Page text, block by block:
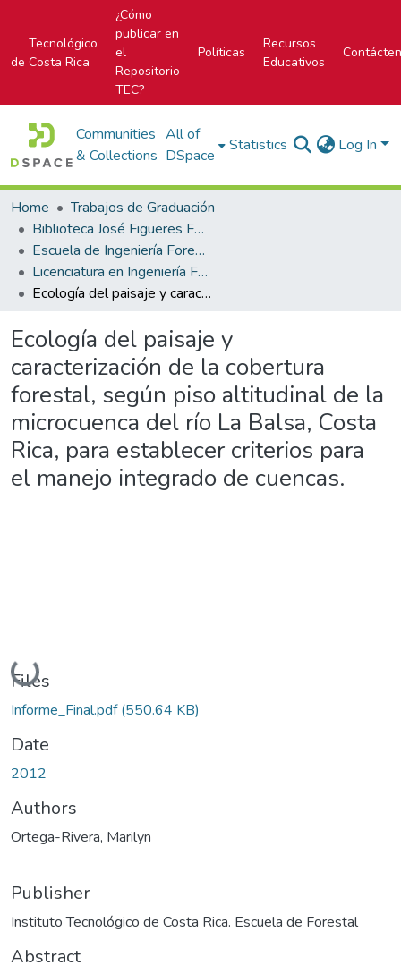
Tecnológico
de Costa Rica
¿Cómo
publicar en
el
Repositorio
TEC?
Políticas
Recursos
Educativos
Communities
& Collections
All of
DSpace
Statistics Log In
Home
Trabajos de Graduación
Biblioteca José Figueres Ferrer
Escuela de Ingeniería Forestal
Licenciatura en Ingeniería Forestal
Ecología del paisaje y caracterización de la cobertura forestal, según piso altitudinal de la microcuenca del río La Balsa, Costa Rica, para establecer criterios para el manejo integrado de cuencas.
Ecología del paisaje y
caracterización de la cobertura
forestal, según piso altitudinal de la
microcuenca del río La Balsa, Costa
Rica, para establecer criterios para
el manejo integrado de cuencas.
Loading...
Files
Informe_Final.pdf(550.64 KB)
Date
2012
Authors
Ortega-Rivera, Marilyn
Publisher
Instituto Tecnológico de Costa Rica. Escuela de Forestal
Abstract